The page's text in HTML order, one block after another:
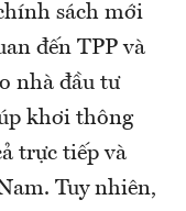
sách mới
đến TPP và
nhà đầu tư
khơi thông
trực tiếp và
Tuy nhiên,